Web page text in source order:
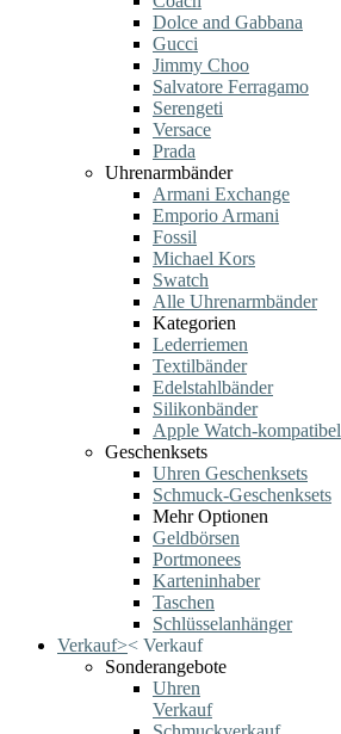
Dolce and Gabbana
Gucci
Jimmy Choo
Salvatore Ferragamo
Serengeti
Versace
Prada
Uhrenarmbänder
Armani Exchange
Emporio Armani
Fossil
Michael Kors
Swatch
Alle Uhrenarmbänder
Kategorien
Lederriemen
Textilbänder
Edelstahlbänder
Silikonbänder
Apple Watch-kompatibel
Geschenksets
Uhren Geschenksets
Schmuck-Geschenksets
Mehr Optionen
Geldbörsen
Portmonees
Karteninhaber
Taschen
Schlüsselanhänger
Verkauf>< Verkauf
Sonderangebote
Uhren
Verkauf